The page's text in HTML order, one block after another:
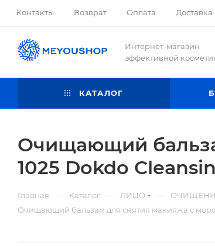
Контакты Возврат Оплата Доставка
Интернет-магазин
эффективной
КАТАЛОГ
Очищающий
1025 Dokdo
Главная — Каталог — ЛИЦО —
Очищающий бальзам для снятия макияжа с